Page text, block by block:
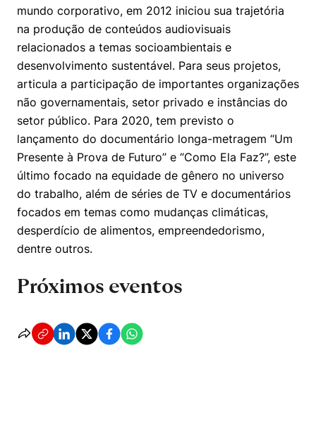
mundo corporativo, em 2012 iniciou sua trajetória
na produção de conteúdos audiovisuais
relacionados a temas socioambientais e
desenvolvimento sustentável. Para seus projetos,
articula a participação de importantes organizações
não governamentais, setor privado e instâncias do
setor público. Para 2020, tem previsto o
lançamento do documentário longa-metragem “Um
Presente à Prova de Futuro” e “Como Ela Faz?”, este
último focado na equidade de gênero no universo
do trabalho, além de séries de TV e documentários
focados em temas como mudanças climáticas,
desperdício de alimentos, empreendedorismo,
dentre outros.
Próximos eventos
Cookies estritamente necessários
Cookies de preferências de usuário